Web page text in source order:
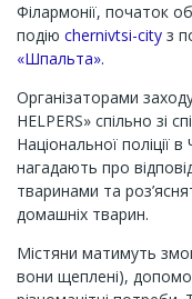
Філармонії, початок
подію chernivtsi-city з
«Шпальта».
Організаторами
HELPERS» спільно зі
Національної поліції
нагадають про
тваринами та
домашніх тварин.
Містяни матимуть
вони щеплені),